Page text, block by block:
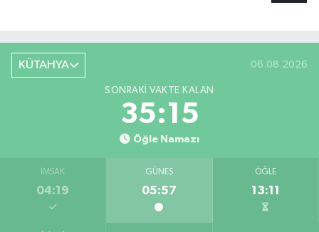
KÜTAHYA 06.08.2026
SONRAKI VAKTE KALAN
35:15
Öğle Namazı
İMSAK
04:19
GÜNEŞ
05:57
ÖĞLE
13:11